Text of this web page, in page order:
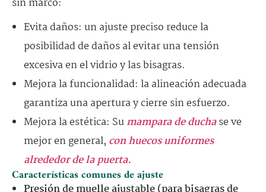
Evita daños: un ajuste preciso reduce la
posibilidad de daños al evitar una tensión
excesiva en el vidrio y las bisagras.
Mejora la funcionalidad: la alineación adecuada
garantiza una apertura y cierre sin esfuerzo.
Mejora la estética: Sumampara de duchase ve
mejor en general, con huecos uniformes
alrededor de la puerta.
Características comunes de ajuste